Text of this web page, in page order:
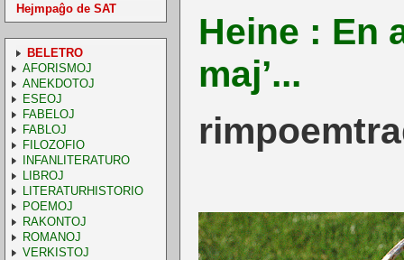
Hejmpaĝo de SAT
BELETRO
AFORISMOJ
ANEKDOTOJ
ESEOJ
FABELOJ
FABLOJ
FILOZOFIO
INFANLITERATURO
LIBROJ
LITERATURHISTORIO
POEMOJ
RAKONTOJ
ROMANOJ
VERKISTOJ
Heine : En
maj’...